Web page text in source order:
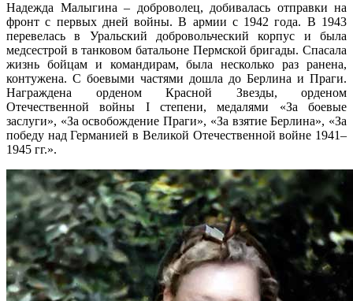
Надежда Малыгина – доброволец, добивалась отправки на
фронт с первых дней войны. В армии с 1942 года. В 1943
перевелась в Уральский добровольческий корпус и была
медсестрой в танковом батальоне Пермской бригады. Спасала
жизнь бойцам и командирам, была несколько раз ранена,
контужена. С боевыми частями дошла до Берлина и Праги.
Награждена орденом Красной Звезды, орденом
Отечественной войны I степени, медалями «За боевые
заслуги», «За освобождение Праги», «За взятие Берлина», «За
победу над Германией в Великой Отечественной войне 1941–
1945 гг.».